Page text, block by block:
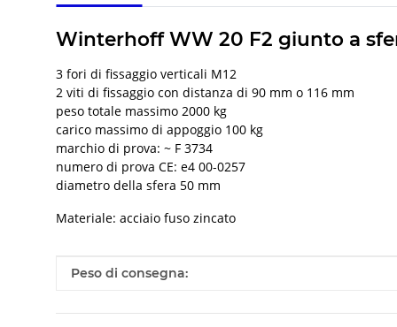
Winterhoff WW 20 F2 giunto a
3 fori di fissaggio verticali M12
2 viti di fissaggio con distanza di 90 mm o 116 mm
peso totale massimo 2000 kg
carico massimo di appoggio 100 kg
marchio di prova: ~ F 3734
numero di prova CE: e4 00-0257
diametro della sfera 50 mm
Materiale: acciaio fuso zincato
#productDetails.itemInformation#
#productDetails.itemValue#
Peso di consegna: